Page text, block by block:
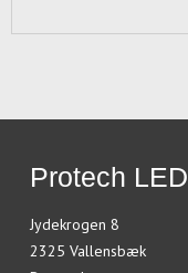
Protech LED
Jydekrogen 8
2325 Vallensbæk